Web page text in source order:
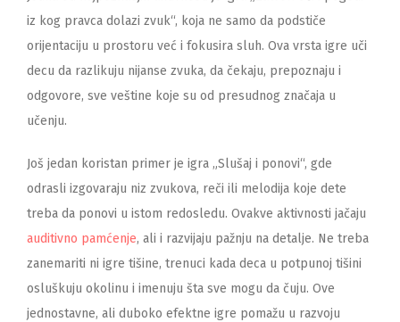
iz kog pravca dolazi zvuk“, koja ne samo da podstiče
orijentaciju u prostoru već i fokusira sluh. Ova vrsta igre uči
decu da razlikuju nijanse zvuka, da čekaju, prepoznaju i
odgovore, sve veštine koje su od presudnog značaja u
učenju.
Još jedan koristan primer je igra „Slušaj i ponovi“, gde
odrasli izgovaraju niz zvukova, reči ili melodija koje dete
treba da ponovi u istom redosledu. Ovakve aktivnosti jačaju
auditivno pamćenje, ali i razvijaju pažnju na detalje. Ne treba
zanemariti ni igre tišine, trenuci kada deca u potpunoj tišini
osluškuju okolinu i imenuju šta sve mogu da čuju. Ove
jednostavne, ali duboko efektne igre pomažu u razvoju